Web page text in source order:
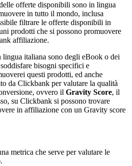
offerte disponibili sono in lingua
in tutto il mondo, inclusa
filtrare le offerte disponibili in
prodotti che si possono promuovere
affiliazione.
italiana sono degli eBook o dei
bisogni specifici e
questi prodotti, ed anche
da Clickbank per valutare la qualità
ovvero il Gravity Score, il
su Clickbank si possono trovare
in affiliazione con un Gravity score
metrica che serve per valutare le